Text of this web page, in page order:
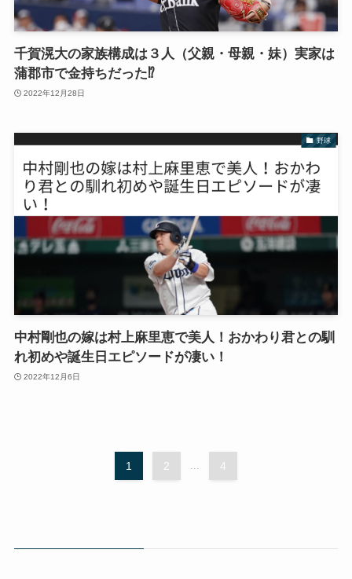
千賀滉大の家族構成は３人（父親・母親・妹）実家は
蒲郡市で金持ちだった⁉︎
2022年12月28日
野球
中村剛也の嫁は村上麻里恵で美人！おかわり君との馴
れ初めや誕生日エピソードが凄い！
2022年12月6日
1 2 ... 4